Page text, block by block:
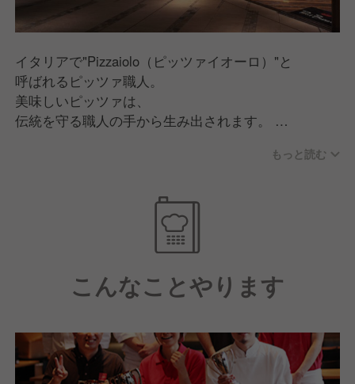
イタリアで"Pizzaiolo（ピッツァイオーロ）"と
呼ばれるピッツァ職人。
美味しいピッツァは、
伝統を守る職人の手から生み出されます。
その見事な手さばきは、目にも楽しい一品です。
イタリア・ナポリで開催された、
世界最高峰のピッツァの祭典「PIZZA FEST」。
その大会で我々のチームが
3年連続受賞を決めました。
厳しい指導のもとで経験を積み、
常に真剣勝負でピッツァに向き合う
SALVATOREの誇りです。
もっと読む
こんなことやります